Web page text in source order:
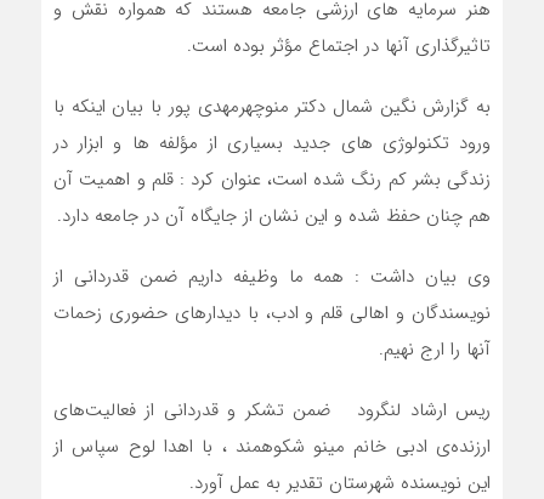
هنر سرمایه های ارزشی جامعه هستند که همواره نقش و
تاثیرگذاری آنها در اجتماع مؤثر بوده است.
به گزارش نگین شمال دکتر منوچهرمهدی پور با بیان اینکه با
ورود تکنولوژی های جدید بسیاری از مؤلفه ها و ابزار در
زندگی بشر کم رنگ شده است، عنوان کرد : قلم و اهمیت آن
هم چنان حفظ شده و این نشان از جایگاه آن در جامعه دارد.
وی بیان داشت : همه ما وظیفه داریم ضمن قدردانی از
نویسندگان و اهالی قلم و ادب، با دیدارهای حضوری زحمات
آنها را ارج نهیم.
ریس ارشاد لنگرود ضمن تشکر و قدردانی از فعالیت‌های
ارزنده‌ی ادبی خانم مینو شکوهمند ، با اهدا لوح سپاس از
این نویسنده شهرستان تقدیر به عمل آورد.